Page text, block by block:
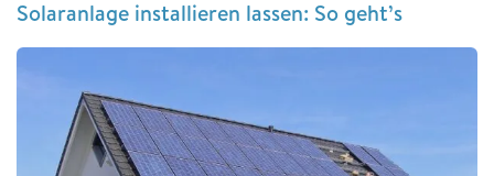
Solaranlage installieren lassen: So geht’s